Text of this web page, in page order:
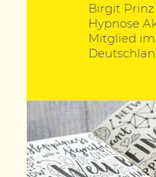
Birgit
Hypnose
Mitglied im